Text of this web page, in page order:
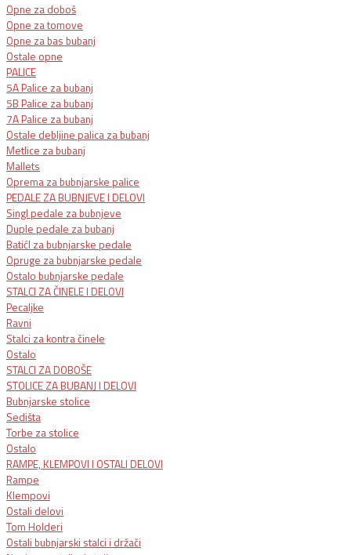
Opne za doboš
Opne za tomove
Opne za bas bubanj
Ostale opne
PALICE
5A Palice za bubanj
5B Palice za bubanj
7A Palice za bubanj
Ostale debljine palica za bubanj
Metlice za bubanj
Mallets
Oprema za bubnjarske palice
PEDALE ZA BUBNJEVE I DELOVI
Singl pedale za bubnjeve
Duple pedale za bubanj
BatićI za bubnjarske pedale
Opruge za bubnjarske pedale
Ostalo bubnjarske pedale
STALCI ZA ČINELE I DELOVI
Pecaljke
Ravni
Stalci za kontra činele
Ostalo
STALCI ZA DOBOŠE
STOLICE ZA BUBANJ I DELOVI
Bubnjarske stolice
Sedišta
Torbe za stolice
Ostalo
RAMPE, KLEMPOVI I OSTALI DELOVI
Rampe
Klempovi
Ostali delovi
Tom Holderi
Ostali bubnjarski stalci i držači